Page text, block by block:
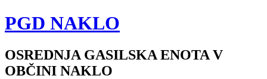
PGD NAKLO
OSREDNJA GASILSKA ENOTA V
OBČINI NAKLO